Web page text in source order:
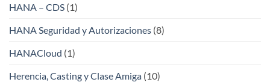
HANA – CDS (1)
HANA Seguridad y Autorizaciones (8)
HANACloud (1)
Herencia, Casting y Clase Amiga (10)